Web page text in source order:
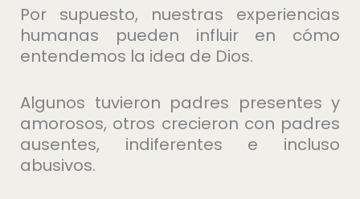
Por supuesto, nuestras experiencias
humanas pueden influir en cómo
entendemos la idea de Dios.
Algunos tuvieron padres presentes y
amorosos, otros crecieron con padres
ausentes, indiferentes e incluso
abusivos.